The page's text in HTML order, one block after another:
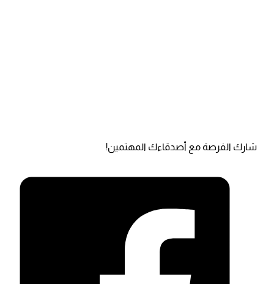
شارك الفرصة مع أصدقاءك المهتمين!